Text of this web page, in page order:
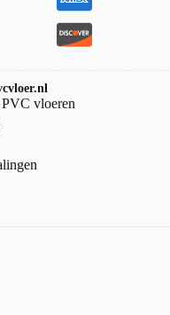
vloeren